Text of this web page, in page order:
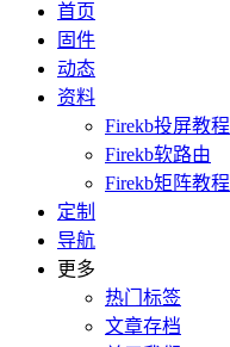
首页
固件
动态
资料
Firekb投屏教程
Firekb软路由
Firekb矩阵教程
定制
导航
更多
热门标签
文章存档